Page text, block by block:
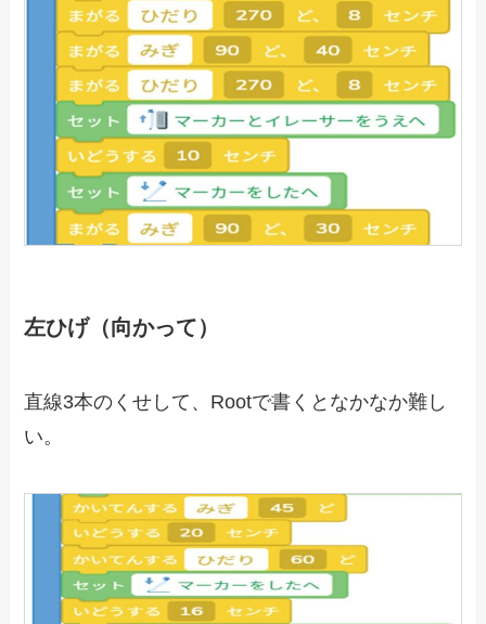
左ひげ（向かって）
直線3本のくせして、Rootで書くとなかなか難し
い。